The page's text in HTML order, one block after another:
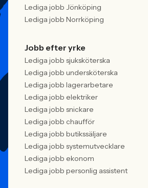
Lediga jobb Jönköping
Lediga jobb Norrköping
Jobb efter yrke
Lediga jobb sjuksköterska
Lediga jobb undersköterska
Lediga jobb lagerarbetare
Lediga jobb elektriker
Lediga jobb snickare
Lediga jobb chaufför
Lediga jobb butikssäljare
Lediga jobb systemutvecklare
Lediga jobb ekonom
Lediga jobb personlig assistent